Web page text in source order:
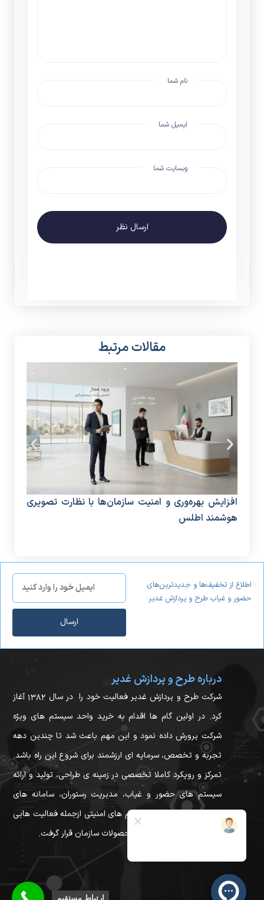
نام شما
ایمیل شما
وبسایت شما
ارسال نظر
مقالات مرتبط
افزایش بهره‌وری و امنیت سازمان‌ها با نظارت تصویری
هوشمند اطلس
اطلاع از تخفیف‌ها و جدیدترین‌های
حضور و غیاب طرح و پردازش غدیر
ارسال
درباره طرح و پردازش غدیر
شرکت طرح و پردازش غدیر فعالیت خود را در سال ۱۳۸۲ آغاز
کرد. در اولین گام ها اقدام به خرید واحد سیستم های ویژه
شرکت پرورش داده نمود و این مهم باعث شد تا چندین دهه
تجربه و تخصص، سرمایه ای ارزشمند برای شروع این راه باشد.
تمرکز و رویکرد کاملا تخصصی در زمینه ی طراحی، تولید و ارائه
سیستم های حضور و غیاب، مدیریت رستوران، سامانه های
مختلف کنترل تردد و سیستم های امنیتی ازجمله فعالیت هایی
بود که در راس برنامه ها و محصولات سازمان قرار گرفت.
ارتباط مستقیم